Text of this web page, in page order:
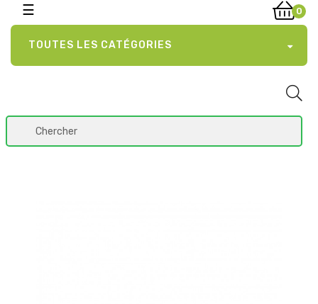
TOUTES LES CATÉGORIES
Basculer
la
navigation
☰ 0